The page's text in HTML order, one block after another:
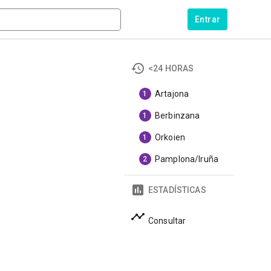
Entrar
<24 HORAS
1 Artajona
1 Berbinzana
1 Orkoien
2 Pamplona/Iruña
ESTADÍSTICAS
Consultar